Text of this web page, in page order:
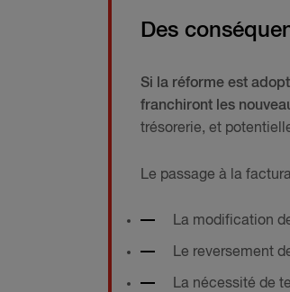
Des
Si la réforme est
franchiront les
trésorerie, et
Le passage à la
La modification
Le reversement
La nécessité de